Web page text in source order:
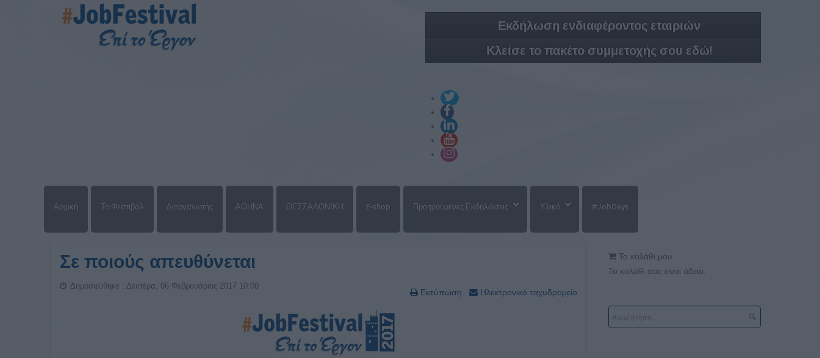
Εκδήλωση ενδιαφέροντος εταιριών
Κλείσε το πακέτο συμμετοχής σου εδώ!
Αρχική Το Φεστιβάλ Διοργανωτής ΑΘΗΝΑ ΘΕΣΣΑΛΟΝΙΚΗ E-shop Προηγούμενες Εκδηλώσεις Υλικό #JobDays
Σε ποιούς απευθύνεται
Εκτύπωση Ηλεκτρονικό ταχυδρομείο
Δημοσιεύθηκε : Δευτέρα, 06 Φεβρουάριος 2017 10:00
Το καλάθι μου
Το καλάθι σας είναι άδειο.